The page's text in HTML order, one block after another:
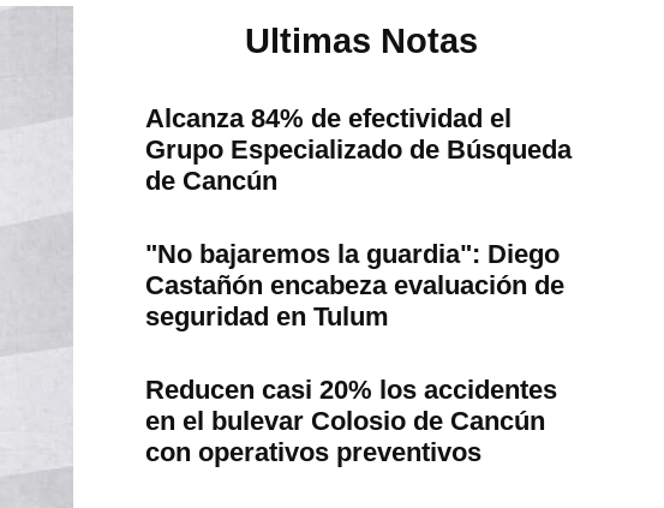
Ultimas Notas
Alcanza 84% de efectividad el
Grupo Especializado de Búsqueda
de Cancún
"No bajaremos la guardia": Diego
Castañón encabeza evaluación de
seguridad en Tulum
Reducen casi 20% los accidentes
en el bulevar Colosio de Cancún
con operativos preventivos